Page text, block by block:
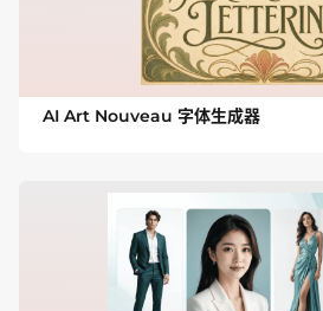
AI Art Nouveau 字体生成器